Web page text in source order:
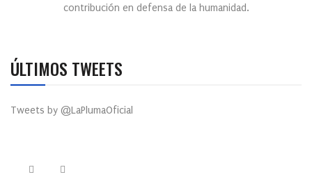
contribución en defensa de la humanidad.
ÚLTIMOS TWEETS
Tweets by @LaPlumaOficial